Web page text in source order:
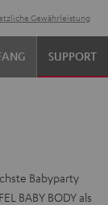
Gewährleistung
SUPPORT
Babyparty
BABY BODY als